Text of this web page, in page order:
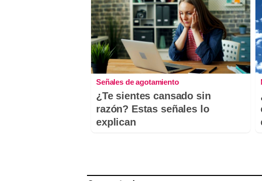
Señales de agotamiento
¿Te sientes cansado sin
razón? Estas señales lo
explican